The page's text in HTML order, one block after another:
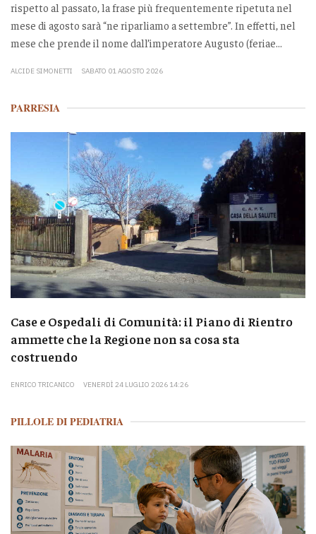
rispetto al passato, la frase più frequentemente ripetuta nel
mese di agosto sarà “ne riparliamo a settembre”. In effetti, nel
mese che prende il nome dall’imperatore Augusto (feriae...
ALCIDE SIMONETTI SABATO 01 AGOSTO 2026
PARRESIA
Case e Ospedali di Comunità: il Piano di Rientro
ammette che la Regione non sa cosa sta
costruendo
ENRICO TRICANICO VENERDÌ 24 LUGLIO 2026 14:26
PILLOLE DI PEDIATRIA